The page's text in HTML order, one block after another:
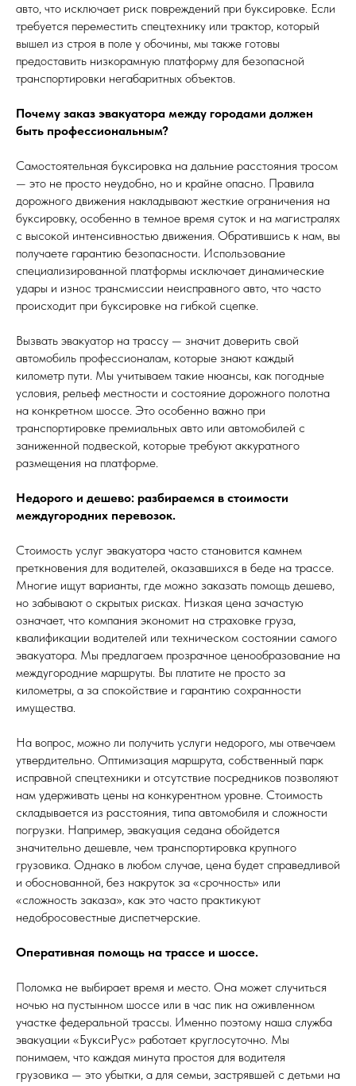
авто, что исключает риск повреждений при буксировке. Если
требуется переместить спецтехнику или трактор, который
вышел из строя в поле у обочины, мы также готовы
предоставить низкорамную платформу для безопасной
транспортировки негабаритных объектов.
Почему заказ эвакуатора между городами должен
быть профессиональным?
Самостоятельная буксировка на дальние расстояния тросом
— это не просто неудобно, но и крайне опасно. Правила
дорожного движения накладывают жесткие ограничения на
буксировку, особенно в темное время суток и на магистралях
с высокой интенсивностью движения. Обратившись к нам, вы
получаете гарантию безопасности. Использование
специализированной платформы исключает динамические
удары и износ трансмиссии неисправного авто, что часто
происходит при буксировке на гибкой сцепке.
Вызвать эвакуатор на трассу — значит доверить свой
автомобиль профессионалам, которые знают каждый
километр пути. Мы учитываем такие нюансы, как погодные
условия, рельеф местности и состояние дорожного полотна
на конкретном шоссе. Это особенно важно при
транспортировке премиальных авто или автомобилей с
заниженной подвеской, которые требуют аккуратного
размещения на платформе.
Недорого и дешево: разбираемся в стоимости
междугородних перевозок.
Стоимость услуг эвакуатора часто становится камнем
преткновения для водителей, оказавшихся в беде на трассе.
Многие ищут варианты, где можно заказать помощь дешево,
но забывают о скрытых рисках. Низкая цена зачастую
означает, что компания экономит на страховке груза,
квалификации водителей или техническом состоянии самого
эвакуатора. Мы предлагаем прозрачное ценообразование на
междугородние маршруты. Вы платите не просто за
километры, а за спокойствие и гарантию сохранности
имущества.
На вопрос, можно ли получить услуги недорого, мы отвечаем
утвердительно. Оптимизация маршрута, собственный парк
исправной спецтехники и отсутствие посредников позволяют
нам удерживать цены на конкурентном уровне. Стоимость
складывается из расстояния, типа автомобиля и сложности
погрузки. Например, эвакуация седана обойдется
значительно дешевле, чем транспортировка крупного
грузовика. Однако в любом случае, цена будет справедливой
и обоснованной, без накруток за «срочность» или
«сложность заказа», как это часто практикуют
недобросовестные диспетчерские.
Оперативная помощь на трассе и шоссе.
Поломка не выбирает время и место. Она может случиться
ночью на пустынном шоссе или в час пик на оживленном
участке федеральной трассы. Именно поэтому наша служба
эвакуации «БуксиРус» работает круглосуточно. Мы
понимаем, что каждая минута простоя для водителя
грузовика — это убытки, а для семьи, застрявшей с детьми на